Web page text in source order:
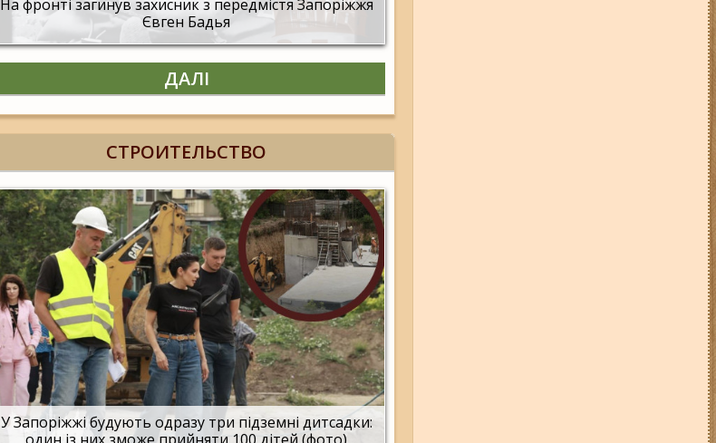
На фронті загинув захисник з передмістя Запоріжжя
Євген Бадья
ДАЛІ
СТРОИТЕЛЬСТВО
У Запоріжжі будують одразу три підземні дитсадки: